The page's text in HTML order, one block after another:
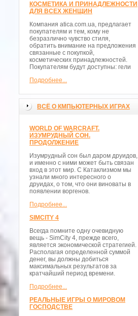
КОСМЕТИКА И ПРИНАДЛЕЖНОСТИ
ДЛЯ ВСЕХ ЖЕНЩИН
Компания atica.com.ua, предлагает
покупателям и тем, кому не
безразлично чувство стиля,
обратить внимание на предложения
связанные с покупкой,
косметических принадлежностей.
Покупателям будут доступны: гели
Подробнее...
ВСЁ О КМПЬЮТЕРНЫХ ИГРАХ
WORLD OF WARCRAFT.
ИЗУМРУДНЫЙ СОН.
ПРОДОЛЖЕНИЕ
Изумрудный сон был даром друидов,
и именно с ними может быть связан
вход в этот мир. С Катаклизмом мы
узнали много интересного о
друидах, о том, что они виноваты в
появлении воргенов.
Подробнее...
SIMCITY 4
Всегда помните одну очевидную
вещь - SimCity 4, прежде всего,
является экономической стратегией.
Располагая определенной суммой
денег, вы должны добиться
максимальных результатов за
кратчайший период времени.
Подробнее...
РЕАЛЬНЫЕ ИГРЫ О МИРОВОМ
ГОСПОДСТВЕ